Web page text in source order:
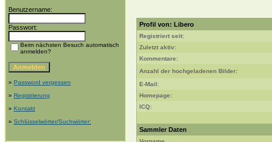
Benutzername:
Passwort:
Beim nächsten Besuch automatisch
anmelden?
» Password vergessen
» Registrierung
» Kontakt
» Schlüsselwörter/Suchwörter:
Profil von: Libero
Registriert seit:
Zuletzt aktiv:
Kommentare:
Anzahl der hochgeladenen Bilder:
E-Mail:
Homepage:
ICQ:
Sammler Daten